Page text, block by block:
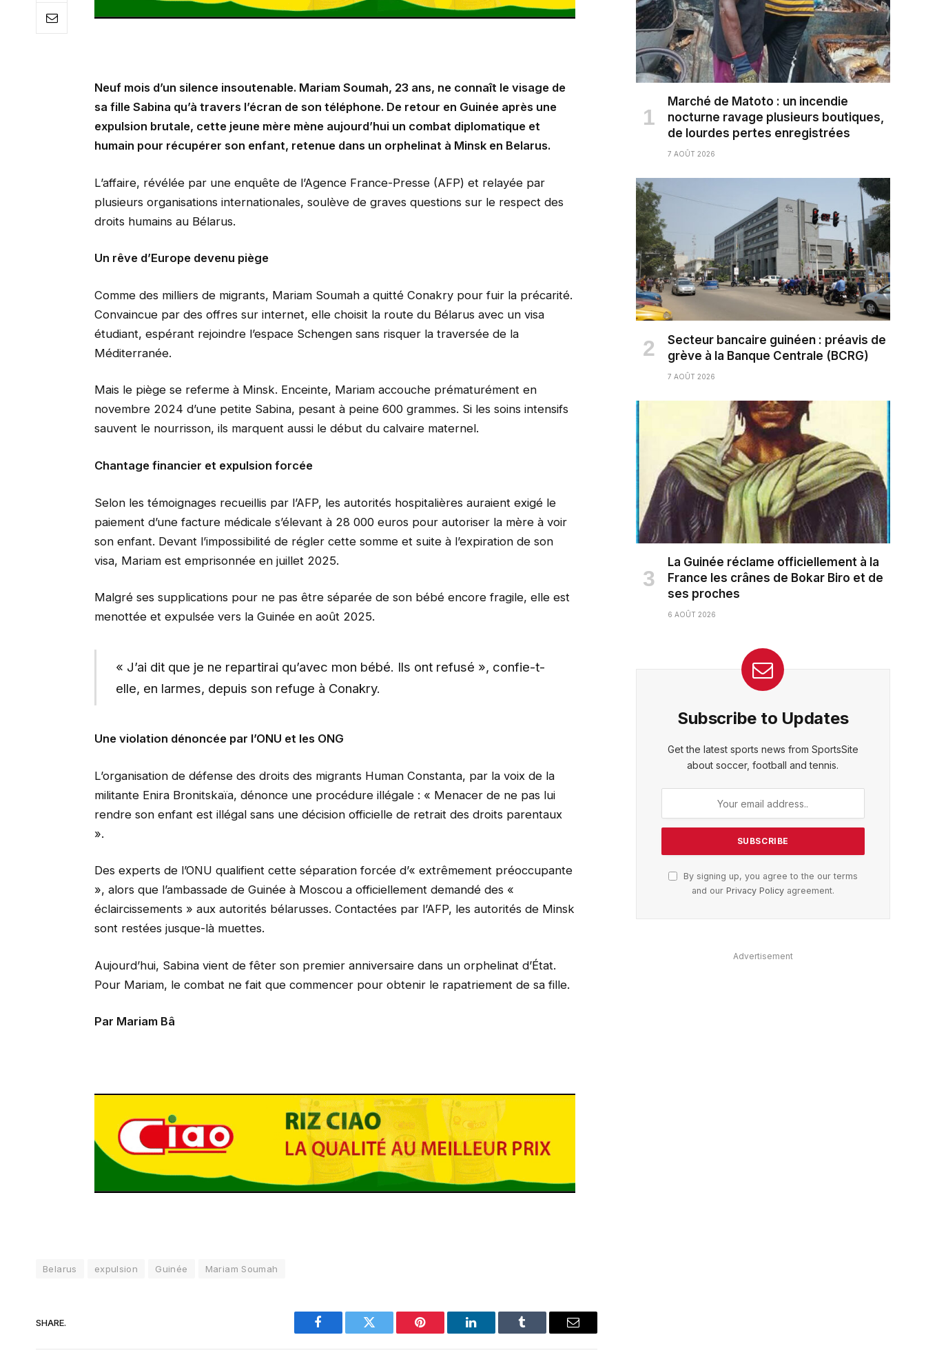
Neuf mois d’un silence insoutenable. Mariam Soumah, 23 ans, ne connaît le visage de
sa fille Sabina qu’à travers l’écran de son téléphone. De retour en Guinée après une
expulsion brutale, cette jeune mère mène aujourd’hui un combat diplomatique et
humain pour récupérer son enfant, retenue dans un orphelinat à Minsk en Belarus.
L’affaire, révélée par une enquête de l’Agence France-Presse (AFP) et relayée par
plusieurs organisations internationales, soulève de graves questions sur le respect des
droits humains au Bélarus.
Un rêve d’Europe devenu piège
Comme des milliers de migrants, Mariam Soumah a quitté Conakry pour fuir la précarité.
Convaincue par des offres sur internet, elle choisit la route du Bélarus avec un visa
étudiant, espérant rejoindre l’espace Schengen sans risquer la traversée de la
Méditerranée.
Mais le piège se referme à Minsk. Enceinte, Mariam accouche prématurément en
novembre 2024 d’une petite Sabina, pesant à peine 600 grammes. Si les soins intensifs
sauvent le nourrisson, ils marquent aussi le début du calvaire maternel.
Chantage financier et expulsion forcée
Selon les témoignages recueillis par l’AFP, les autorités hospitalières auraient exigé le
paiement d’une facture médicale s’élevant à 28 000 euros pour autoriser la mère à voir
son enfant. Devant l’impossibilité de régler cette somme et suite à l’expiration de son
visa, Mariam est emprisonnée en juillet 2025.
Malgré ses supplications pour ne pas être séparée de son bébé encore fragile, elle est
menottée et expulsée vers la Guinée en août 2025.
« J’ai dit que je ne repartirai qu’avec mon bébé. Ils ont refusé », confie-t-
elle, en larmes, depuis son refuge à Conakry.
Une violation dénoncée par l’ONU et les ONG
L’organisation de défense des droits des migrants Human Constanta, par la voix de la
militante Enira Bronitskaïa, dénonce une procédure illégale : « Menacer de ne pas lui
rendre son enfant est illégal sans une décision officielle de retrait des droits parentaux
».
Des experts de l’ONU qualifient cette séparation forcée d’« extrêmement préoccupante
», alors que l’ambassade de Guinée à Moscou a officiellement demandé des «
éclaircissements » aux autorités bélarusses. Contactées par l’AFP, les autorités de Minsk
sont restées jusque-là muettes.
Aujourd’hui, Sabina vient de fêter son premier anniversaire dans un orphelinat d’État.
Pour Mariam, le combat ne fait que commencer pour obtenir le rapatriement de sa fille.
Par Mariam Bâ
Belarus expulsion Guinée Mariam Soumah
SHARE.
Facebook Twitter Pinterest LinkedIn Tumblr Email
Marché de Matoto : un incendie
nocturne ravage plusieurs boutiques,
de lourdes pertes enregistrées
7 AOÛT 2026
Secteur bancaire guinéen : préavis de
grève à la Banque Centrale (BCRG)
7 AOÛT 2026
La Guinée réclame officiellement à la
France les crânes de Bokar Biro et de
ses proches
6 AOÛT 2026
Subscribe to Updates
Get the latest sports news from SportsSite
about soccer, football and tennis.
By signing up, you agree to the our terms
and our Privacy Policyagreement.
Advertisement